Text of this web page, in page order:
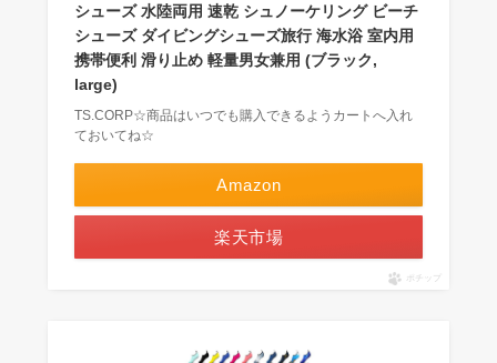
シューズ 水陸両用 速乾 シュノーケリング ビーチ
シューズ ダイビングシューズ旅行 海水浴 室内用
携帯便利 滑り止め 軽量男女兼用 (ブラック,
large)
TS.CORP☆商品はいつでも購入できるようカートへ入れ
ておいてね☆
Amazon
楽天市場
ポチップ